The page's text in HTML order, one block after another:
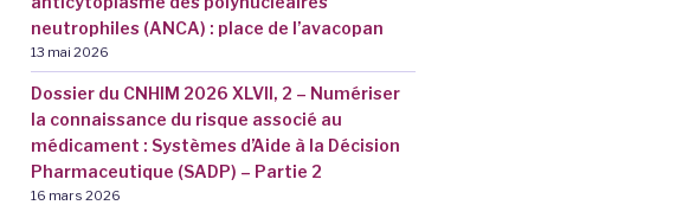
neutrophiles (ANCA) : place de l’avacopan
13 mai 2026
Dossier du CNHIM 2026 XLVII, 2 – Numériser
la connaissance du risque associé au
médicament : Systèmes d’Aide à la Décision
Pharmaceutique (SADP) – Partie 2
16 mars 2026